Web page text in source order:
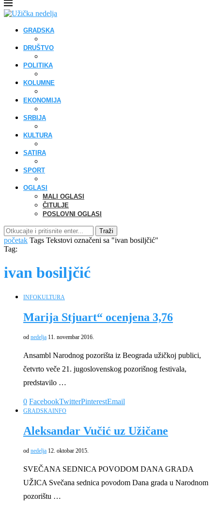
GRADSKA
DRUŠTVO
POLITIKA
KOLUMNE
EKONOMIJA
SRBIJA
KULTURA
SATIRA
SPORT
OGLASI
MALI OGLASI
ČITULJE
POSLOVNI OGLASI
Traži
početak Tags Tekstovi označeni sa "ivan bosiljčić"
Tag:
ivan bosiljčić
INFOKULTURA
Marija Stjuart“ ocenjena 3,76
od nedelja 11. novembar 2016.
Ansambl Narodnog pozorišta iz Beograda užičkoj publici,
četvrto veče 21. jugoslovenskog pozorišnog festivala,
predstavilo …
0 FacebookTwitterPinterestEmail
GRADSKAINFO
Aleksandar Vučić uz Užičane
od nedelja 12. oktobar 2015.
SVEČANA SEDNICA POVODOM DANA GRADA
UŽICA Svečana sednica povodom Dana grada u Narodnom
pozorištu …